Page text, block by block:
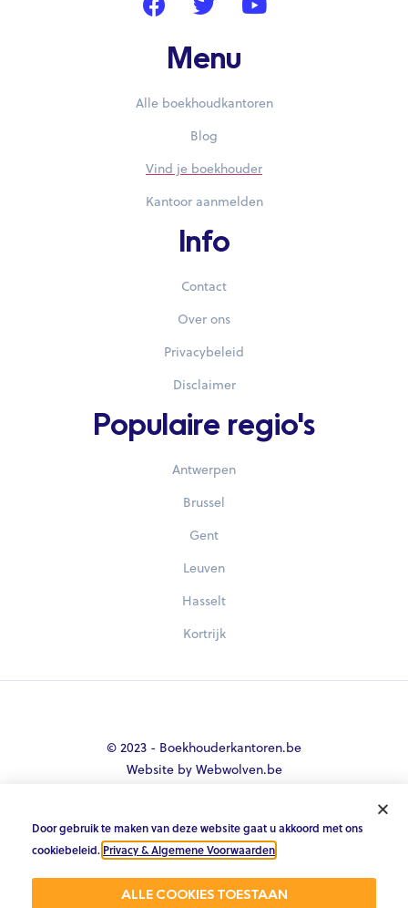
Menu
Alle boekhoudkantoren
Blog
Vind je boekhouder
Kantoor aanmelden
Info
Contact
Over ons
Privacybeleid
Disclaimer
Populaire regio's
Antwerpen
Brussel
Gent
Leuven
Hasselt
Kortrijk
© 2023 - Boekhouderkantoren.be
Website by Webwolven.be
 
Gemiddelde klantbeoordeling
Door gebruik te maken van deze website gaat u akkoord met ons
cookiebeleid. Privacy & Algemene Voorwaarden
ALLE COOKIES TOESTAAN